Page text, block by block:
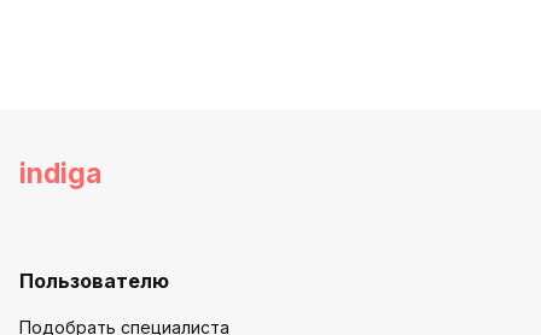
indiga
Пользователю
Подобрать специалиста